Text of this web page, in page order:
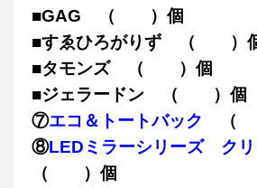
■GAG （ ）個
■すゑひろがりず （ ）
■タモンズ （ ）個
■ジェラードン （ ）個
⑦エコ＆トートバック （
⑧LEDミラーシリーズ クリ
（ ）個